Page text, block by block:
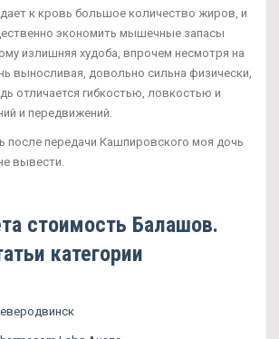
к кровь большое количество жиров, и
экономить мышечные запасы
излишняя худоба, впрочем несмотря на
выносливая, довольно сильна физически,
отличается гибкостью, ловкостью и
и передвижений.
после передачи Кашпировского моя дочь
вывести.
стоимость Балашов.
категории